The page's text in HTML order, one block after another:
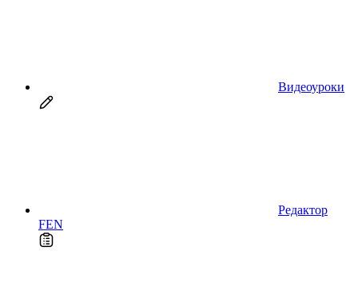
Видеоуроки
Редактор
FEN